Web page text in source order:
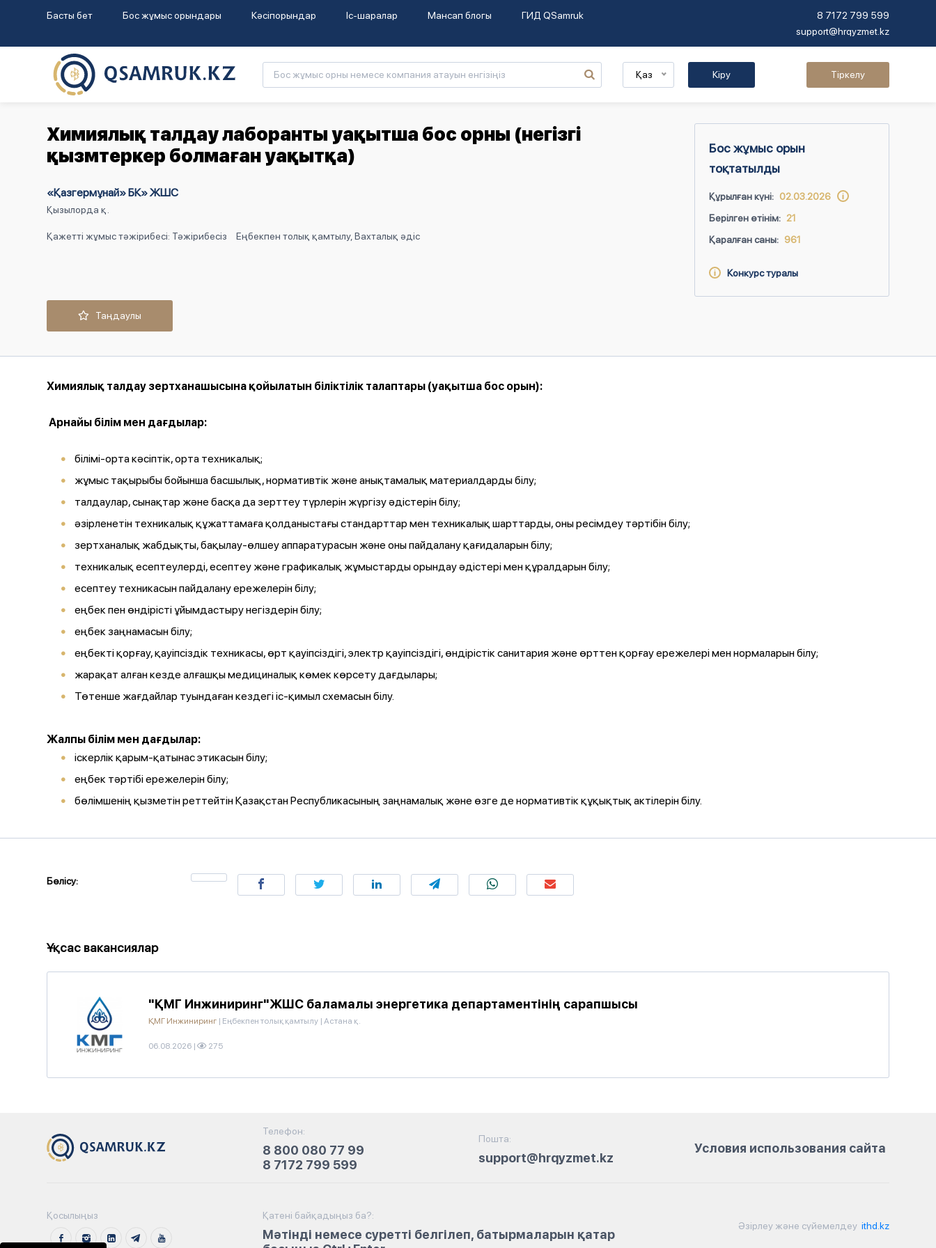
Басты бет Бос жұмыс орындары Кәсіпорындар Іс-шаралар Мансап блогы ГИД QSamruk
8 7172 799 599
support@hrqyzmet.kz
Қаз Кіру Тіркелу
Химиялық талдау лаборанты уақытша бос орны (негізгі
қызмтеркер болмаған уақытқа)
«Қазгермұнай» БК» ЖШС
Қызылорда қ.
Қажетті жұмыс тәжірибесі: Тәжірибесіз Еңбекпен толық қамтылу, Вахталық әдіс
Бос жұмыс орын
тоқтатылды
Құрылған күні: 02.03.2026
Берілген өтінім: 21
Қаралған саны: 961
Конкурс туралы
Таңдаулы
Химиялық талдау зертханашысына қойылатын біліктілік талаптары (уақытша бос орын):
Арнайы білім мен дағдылар:
білімі-орта кәсіптік, орта техникалық;
жұмыс тақырыбы бойынша басшылық, нормативтік және анықтамалық материалдарды білу;
талдаулар, сынақтар және басқа да зерттеу түрлерін жүргізу әдістерін білу;
әзірленетін техникалық құжаттамаға қолданыстағы стандарттар мен техникалық шарттарды, оны ресімдеу тәртібін білу;
зертханалық жабдықты, бақылау-өлшеу аппаратурасын және оны пайдалану қағидаларын білу;
техникалық есептеулерді, есептеу және графикалық жұмыстарды орындау әдістері мен құралдарын білу;
есептеу техникасын пайдалану ережелерін білу;
еңбек пен өндірісті ұйымдастыру негіздерін білу;
еңбек заңнамасын білу;
еңбекті қорғау, қауіпсіздік техникасы, өрт қауіпсіздігі, электр қауіпсіздігі, өндірістік санитария және өрттен қорғау ережелері мен нормаларын білу;
жарақат алған кезде алғашқы медициналық көмек көрсету дағдылары;
Төтенше жағдайлар туындаған кездегі іс-қимыл схемасын білу.
Жалпы білім мен дағдылар:
іскерлік қарым-қатынас этикасын білу;
еңбек тәртібі ережелерін білу;
бөлімшенің қызметін реттейтін Қазақстан Республикасының заңнамалық және өзге де нормативтік құқықтық актілерін білу.
Бөлісу:
Ұқсас вакансиялар
"ҚМГ Инжиниринг"ЖШС баламалы энергетика департаментінің сарапшысы
ҚМГ Инжиниринг | Еңбекпен толық қамтылу | Астана қ.
06.08.2026 | 275
Телефон:
8 800 080 77 99
8 7172 799 599
Пошта:
support@hrqyzmet.kz
Условия использования сайта
Қосылыңыз Қатені байқадыңыз ба?:
Мәтінді немесе суретті белгілеп, батырмаларын қатар
Әзірлеу және сүйемелдеу ithd.kz